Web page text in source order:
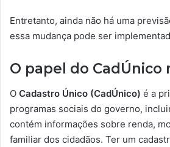
Entretanto, ainda não há uma
essa mudança pode ser
O papel do CadÚnico
O Cadastro Único (CadÚnico) é a
programas sociais do governo,
contém informações sobre renda,
familiar dos cidadãos. Ter um